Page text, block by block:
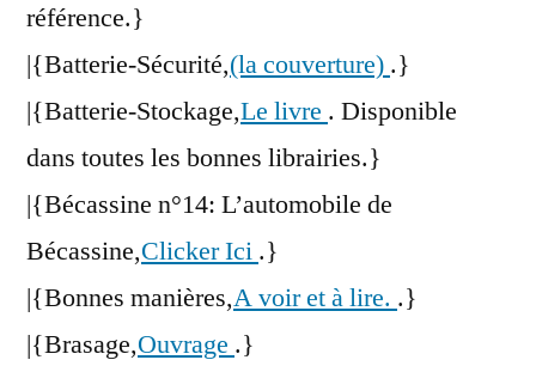
référence.}
|{Batterie-Sécurité,(la couverture) .}
|{Batterie-Stockage,Le livre . Disponible
dans toutes les bonnes librairies.}
|{Bécassine n°14: L’automobile de
Bécassine,Clicker Ici .}
|{Bonnes manières,A voir et à lire. .}
|{Brasage,Ouvrage .}